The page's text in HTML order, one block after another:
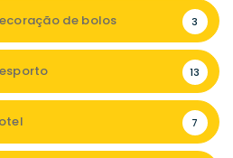
de bolos 3
13
7